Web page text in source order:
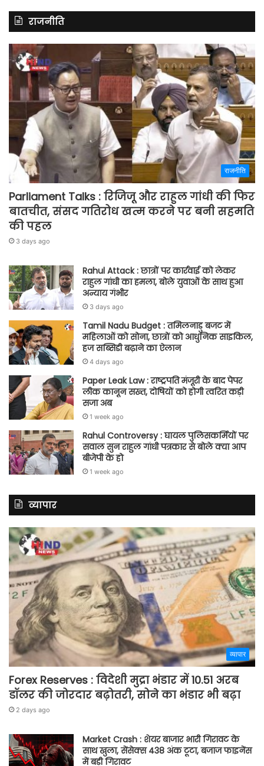
राजनीति
राजनीति
Parliament Talks : रिजिजू और राहुल गांधी की फिर
बातचीत, संसद गतिरोध खत्म करने पर बनी सहमति
की पहल
3 days ago
Rahul Attack : छात्रों पर कार्रवाई को लेकर
राहुल गांधी का हमला, बोले युवाओं के साथ हुआ
अन्याय गंभीर
3 days ago
Tamil Nadu Budget : तमिलनाडु बजट में
महिलाओं को सोना, छात्रों को आधुनिक साइकिल,
हज सब्सिडी बढ़ाने का ऐलान
4 days ago
Paper Leak Law : राष्ट्रपति मंजूरी के बाद पेपर
लीक कानून सख्त, दोषियों को होगी त्वरित कड़ी
सजा अब
1 week ago
Rahul Controversy : घायल पुलिसकर्मियों पर
सवाल सुन राहुल गांधी पत्रकार से बोले क्या आप
बीजेपी के हो
1 week ago
व्यापार
व्यापार
Forex Reserves : विदेशी मुद्रा भंडार में 10.51 अरब
डॉलर की जोरदार बढ़ोतरी, सोने का भंडार भी बढ़ा
2 days ago
Market Crash : शेयर बाजार भारी गिरावट के
साथ खुला, सेंसेक्स 438 अंक टूटा, बजाज फाइनेंस
में बड़ी गिरावट